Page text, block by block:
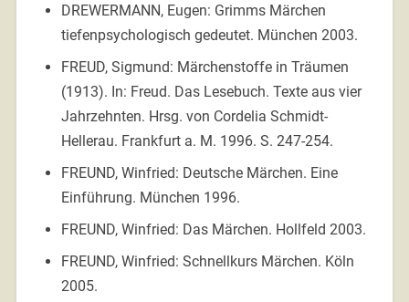
DREWERMANN, Eugen: Grimms Märchen
tiefenpsychologisch gedeutet. München 2003.
FREUD, Sigmund: Märchenstoffe in Träumen
(1913). In: Freud. Das Lesebuch. Texte aus vier
Jahrzehnten. Hrsg. von Cordelia Schmidt-
Hellerau. Frankfurt a. M. 1996. S. 247-254.
FREUND, Winfried: Deutsche Märchen. Eine
Einführung. München 1996.
FREUND, Winfried: Das Märchen. Hollfeld 2003.
FREUND, Winfried: Schnellkurs Märchen. Köln
2005.